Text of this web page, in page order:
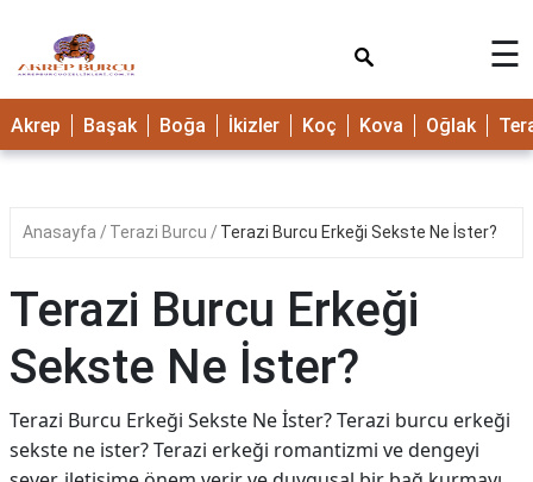
☰
Akrep Başak Boğa İkizler Koç Kova Oğlak
Anasayfa Terazi Burcu Terazi Burcu Erkeği Sekste Ne İster?
Terazi Burcu Erkeği
Sekste Ne İster?
Terazi Burcu Erkeği Sekste Ne İster? Terazi burcu erkeği
sekste ne ister? Terazi erkeği romantizmi ve dengeyi